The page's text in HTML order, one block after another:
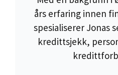
års erfaring innen
spesialiserer Jonas
kredittsjekk,